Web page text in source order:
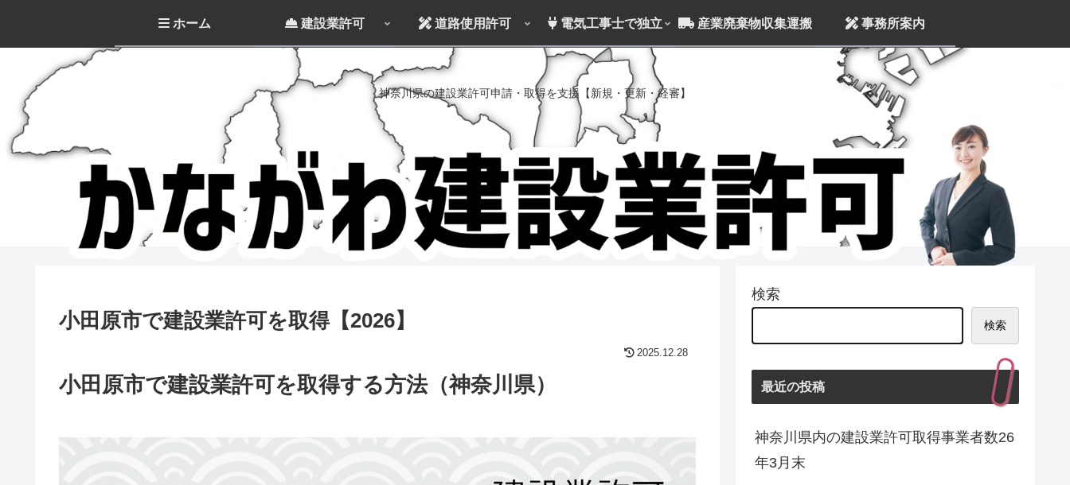
神奈川県の建設業許可申請・取得を支援【新規・更新・経審】
ホーム 建設業許可 道路使用許可 電気工事士で独立 産業廃棄物収集運搬 事務所案内
小田原市で建設業許可を取得【2026】
2025.12.28
小田原市で建設業許可を取得する方法（神奈川県）
検索
検索
最近の投稿
神奈川県内の建設業許可取得事業者数26
年3月末